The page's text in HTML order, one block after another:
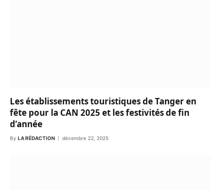
Les établissements touristiques de Tanger en
fête pour la CAN 2025 et les festivités de fin
d’année
By LA RÉDACTION décembre 22, 2025